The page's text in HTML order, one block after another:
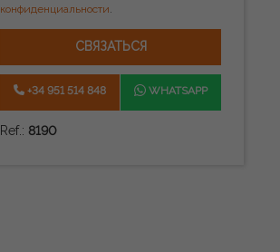
конфиденциальности
СВЯЗАТЬСЯ
+34 951 514 848 WHATSAPP
Ref.: 8190